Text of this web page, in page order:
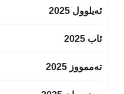
ئەیلوول 2025
ئاب 2025
تەممووز 2025